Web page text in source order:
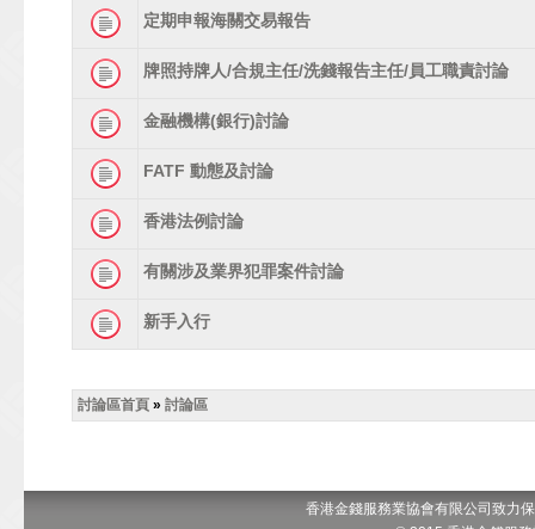
定期申報海關交易報告
牌照持牌人/合規主任/洗錢報告主任/員工職責討論
金融機構(銀行)討論
FATF 動態及討論
香港法例討論
有關涉及業界犯罪案件討論
新手入行
討論區首頁 » 討論區
香港金錢服務業協會有限公司致力